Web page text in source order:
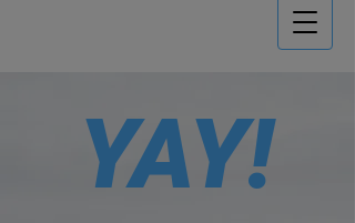
YAY!